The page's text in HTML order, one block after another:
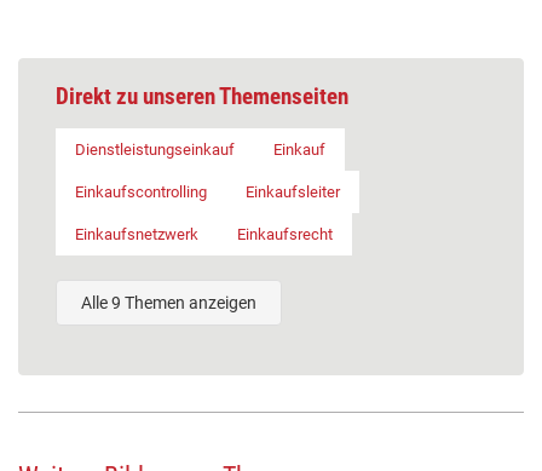
Direkt zu unseren Themenseiten
Dienstleistungseinkauf Einkauf
Einkaufscontrolling Einkaufsleiter
Einkaufsnetzwerk Einkaufsrecht
Alle 9 Themen anzeigen